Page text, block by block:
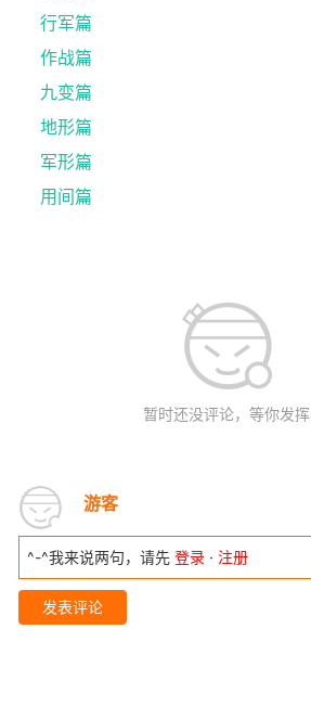
行军篇
作战篇
九变篇
地形篇
军形篇
用间篇
暂时还没评论，等你发挥
游客
^-^我来说两句，请先 登录 · 注册
发表评论